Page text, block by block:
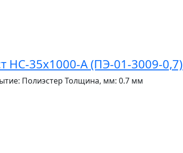
НС-35x1000-A (ПЭ-01-3009-0,7)
Полиэстер Толщина, мм: 0.7 мм